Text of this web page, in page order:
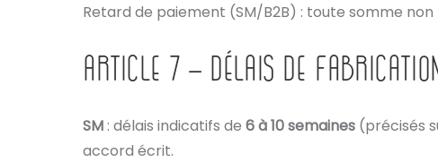
Retard de paiement (SM/B2B) : toute somme
ARTICLE 7 – DÉLAIS DE
SM : délais indicatifs de 6 à 10 semaines (précisés
accord écrit.